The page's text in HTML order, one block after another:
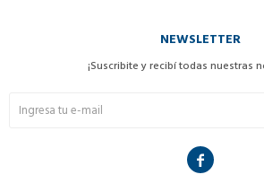
NEWSLETTER
¡Suscribite y recibí todas nuestras
